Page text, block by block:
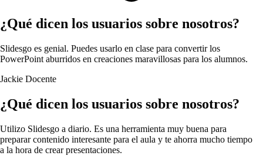
¿Qué dicen los usuarios sobre nosotros?
Slidesgo es genial. Puedes usarlo en clase para convertir los
PowerPoint aburridos en creaciones maravillosas para los alumnos.
Jackie Docente
¿Qué dicen los usuarios sobre nosotros?
Utilizo Slidesgo a diario. Es una herramienta muy buena para
preparar contenido interesante para el aula y te ahorra mucho tiempo
a la hora de crear presentaciones.